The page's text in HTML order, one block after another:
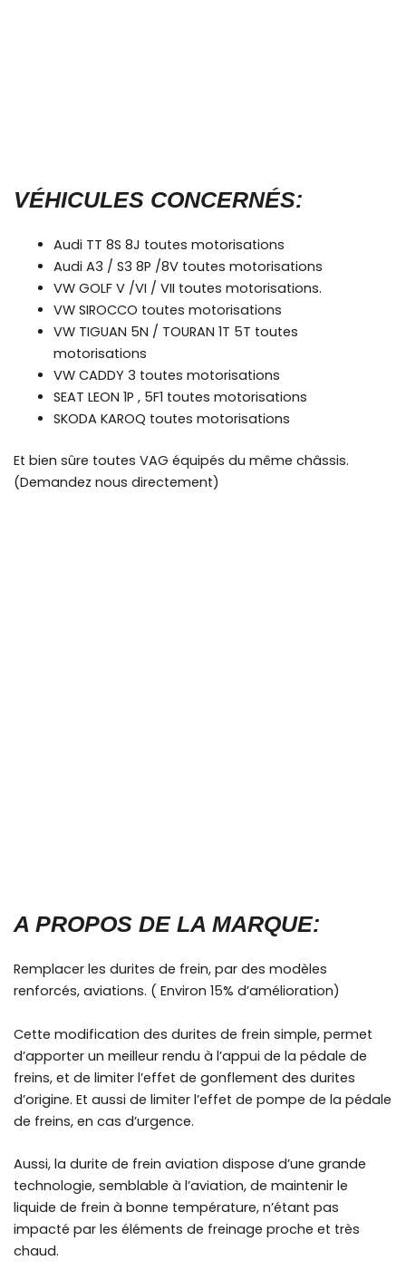
VÉHICULES CONCERNÉS:
Audi TT 8S 8J toutes motorisations
Audi A3 / S3 8P /8V toutes motorisations
VW GOLF V /VI / VII toutes motorisations.
VW SIROCCO toutes motorisations
VW TIGUAN 5N / TOURAN 1T 5T toutes
motorisations
VW CADDY 3 toutes motorisations
SEAT LEON 1P , 5F1 toutes motorisations
SKODA KAROQ toutes motorisations
Et bien sûre toutes VAG équipés du même châssis.
(Demandez nous directement)
A PROPOS DE LA MARQUE:
Remplacer les durites de frein, par des modèles
renforcés, aviations. ( Environ 15% d’amélioration)
Cette modification des durites de frein simple, permet
d’apporter un meilleur rendu à l’appui de la pédale de
freins, et de limiter l’effet de gonflement des durites
d’origine. Et aussi de limiter l’effet de pompe de la pédale
de freins, en cas d’urgence.
Aussi, la durite de frein aviation dispose d’une grande
technologie, semblable à l’aviation, de maintenir le
liquide de frein à bonne température, n’étant pas
impacté par les éléments de freinage proche et très
chaud.